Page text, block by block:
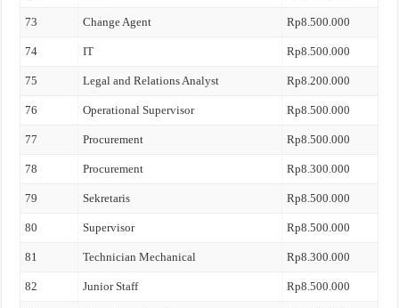
73 Change Agent Rp8.500.000
74 IT Rp8.500.000
75 Legal and Relations Analyst Rp8.200.000
76 Operational Supervisor Rp8.500.000
77 Procurement Rp8.500.000
78 Procurement Rp8.300.000
79 Sekretaris Rp8.500.000
80 Supervisor Rp8.500.000
81 Technician Mechanical Rp8.300.000
82 Junior Staff Rp8.500.000